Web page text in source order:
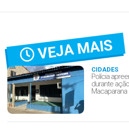
VEJA MAIS
CIDADES
Polícia
durante
Macaparana